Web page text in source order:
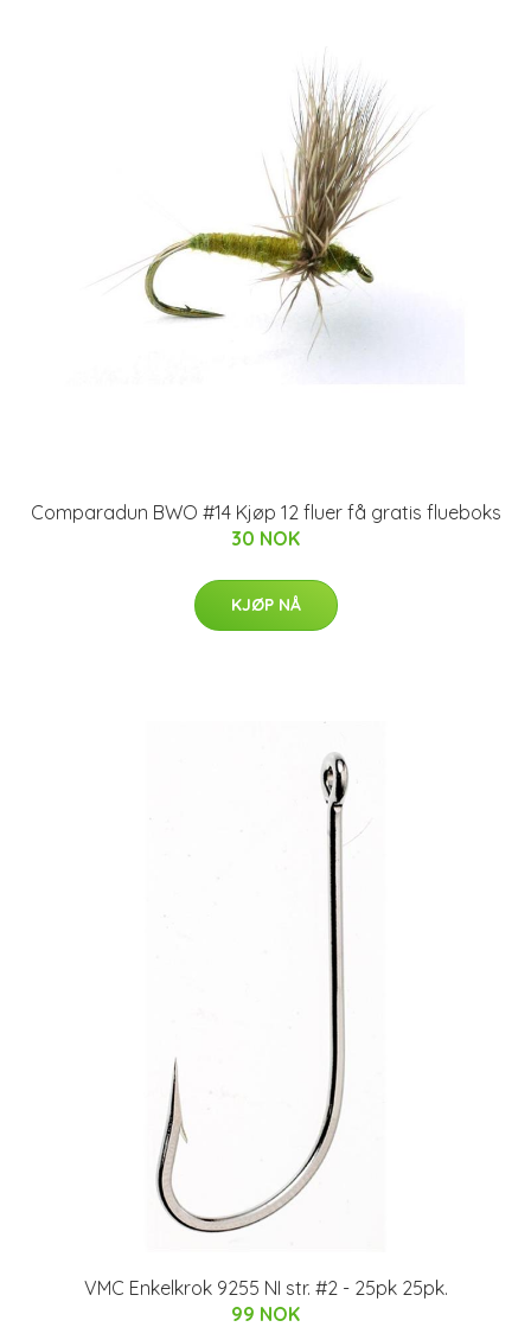
Comparadun BWO #14 Kjøp 12 fluer få gratis flueboks
30 NOK
KJØP NÅ
VMC Enkelkrok 9255 NI str. #2 - 25pk 25pk.
99 NOK